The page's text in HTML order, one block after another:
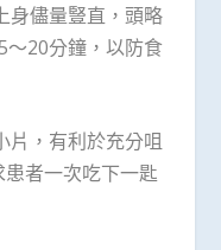
儘量豎直，頭略
～20分鐘，以防食
片，有利於充分咀
者一次吃下一匙